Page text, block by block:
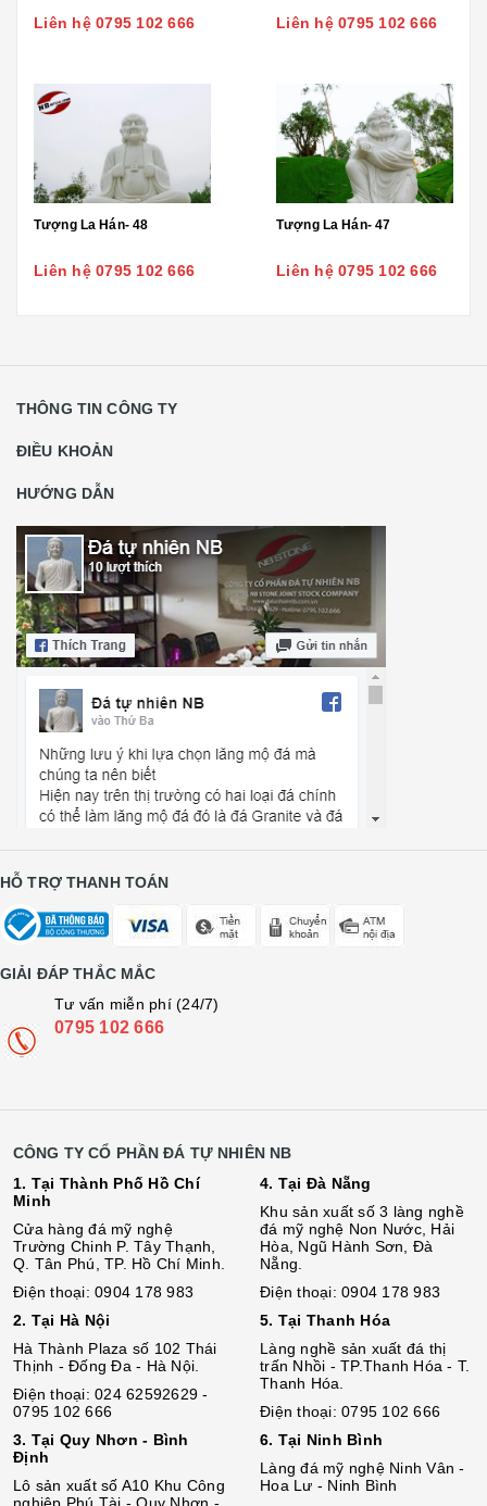
Liên hệ 0795 102 666 Liên hệ 0795 102 666
Tượng La Hán- 48
Liên hệ 0795 102 666
Tượng La Hán- 47
Liên hệ 0795 102 666
THÔNG TIN CÔNG TY
ĐIỀU KHOẢN
HƯỚNG DẪN
HỖ TRỢ THANH TOÁN
GIẢI ĐÁP THẮC MẮC
Tư vấn miễn phí (24/7)
0795 102 666
CÔNG TY CỔ PHẦN ĐÁ TỰ NHIÊN NB
1. Tại Thành Phố Hồ Chí
Minh
Cửa hàng đá mỹ nghệ
Trường Chinh P. Tây Thạnh,
Q. Tân Phú, TP. Hồ Chí Minh.
Điện thoại: 0904 178 983
2. Tại Hà Nội
Hà Thành Plaza số 102 Thái
Thịnh - Đống Đa - Hà Nội.
Điện thoại: 024 62592629 -
0795 102 666
3. Tại Quy Nhơn - Bình
Định
Lô sản xuất số A10 Khu Công
nghiệp Phú Tài - Quy Nhơn -
4. Tại Đà Nẵng
Khu sản xuất số 3 làng nghề
đá mỹ nghệ Non Nước, Hải
Hòa, Ngũ Hành Sơn, Đà
Nẵng.
Điện thoại: 0904 178 983
5. Tại Thanh Hóa
Làng nghề sản xuất đá thị
trấn Nhồi - TP.Thanh Hóa - T.
Thanh Hóa.
Điện thoại: 0795 102 666
6. Tại Ninh Bình
Làng đá mỹ nghệ Ninh Vân -
Hoa Lư - Ninh Bình